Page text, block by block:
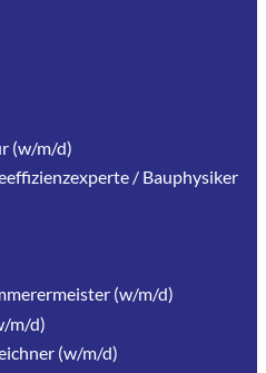
(w/m/d)
/ Bauphysiker
(w/m/d)
m/d)
(w/m/d)